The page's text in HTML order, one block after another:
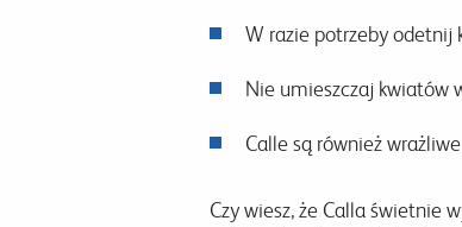
W razie potrzeby odetnij
Nie umieszczaj kwiatów
Calle są również
Czy wiesz, że Calla świetnie